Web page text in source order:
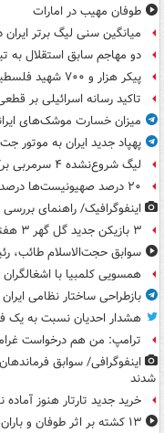
طوفان مهیب در امارات
میانگین سنی لیگ برتر ایران
دو مهاجم سابق استقلال به
پیکر هزار و ۷۰۰ شهید فلسطینی در گروگان رژیم صهیونیستی
تاکید رسانه اسرائیلی بر
میزان خسارت موشک‌های
پهپاد جدید ایران به موتور
لیگ شروع‌نشده ۴ سرمربی برکنار شدند
۲۰ درصد صهیونیست‌ها درصدد ترک فلسطین اشغالی
اینفوگرافیک/ راهنمای
۳ بازیکن جدید گل گهر ۳ هفته اول لیگ را از دست دادند
سوابق حجت‌الاسلام طائب،
همسویی کلمبیا با
بازطراحی ساختار نظامی
هشدار احدیان نسبت به یک
ترامپ: من هم درخواست
اینفوگرافی/ سوابق
شدند
خرید جدید تارتار هنوز
۱۳ کشته بر اثر طوفان و باران‌های موسمی در فیلیپین